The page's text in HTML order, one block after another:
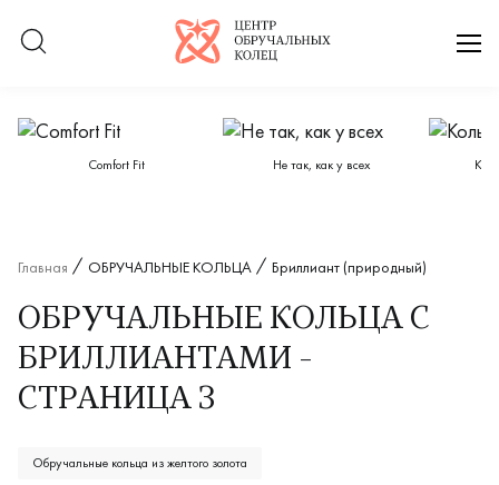
Логотип компании
Категории каталога
Сomfort Fit Не так, как у всех
Главная ОБРУЧАЛЬНЫЕ КОЛЬЦА Бриллиант (природный)
ОБРУЧАЛЬНЫЕ КОЛЬЦА С
БРИЛЛИАНТАМИ -
СТРАНИЦА 3
Обручальные кольца из желтого золота